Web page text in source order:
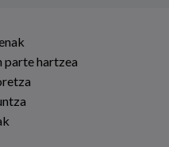
parte hartzea